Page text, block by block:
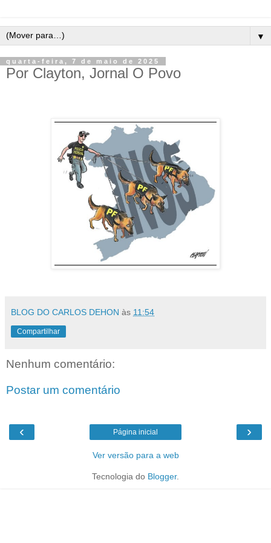
▼
quarta-feira, 7 de maio de 2025
Por Clayton, Jornal O Povo
BLOG DO CARLOS DEHON às 11:54
Compartilhar
Nenhum comentário:
Postar um comentário
‹ ›
Página inicial
Ver versão para a web
Tecnologia do Blogger.